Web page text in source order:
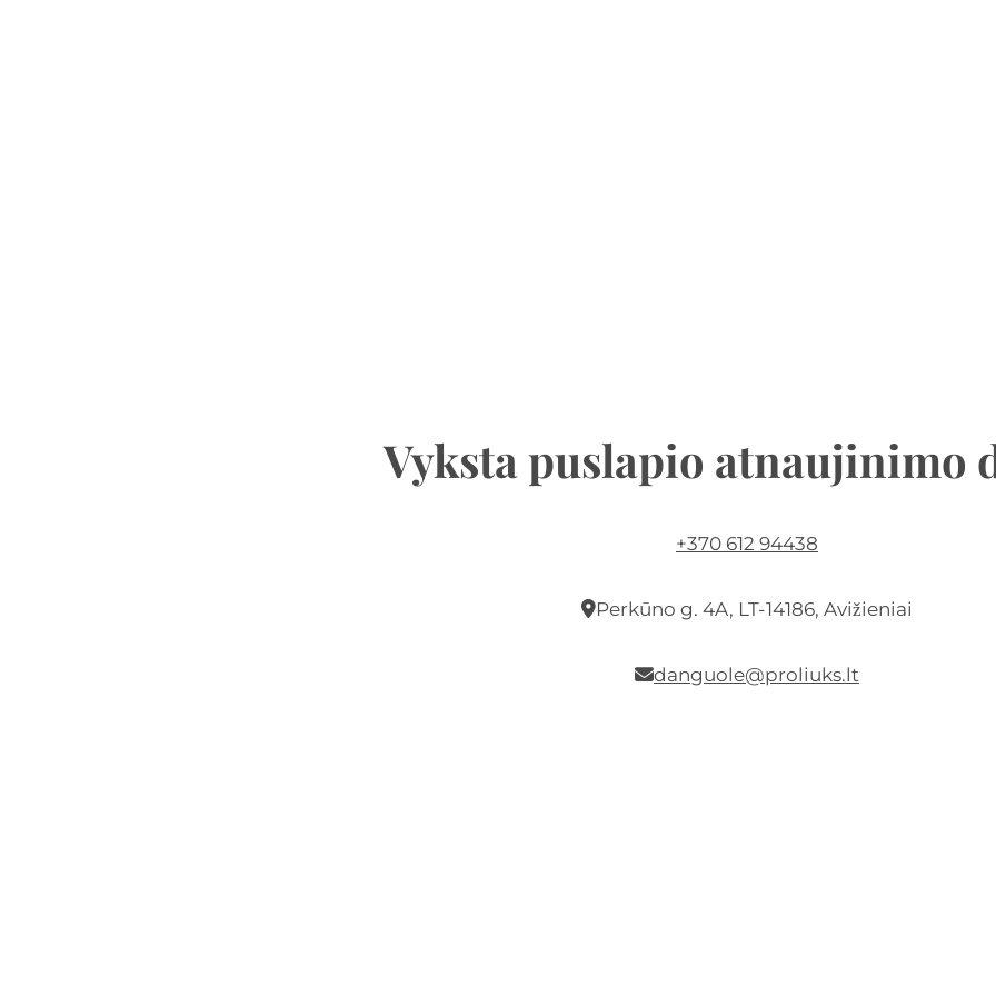
Vyksta puslapio atnaujinimo
+370 612 94438
Perkūno g. 4A, LT-14186, Avižieniai
danguole@proliuks.lt